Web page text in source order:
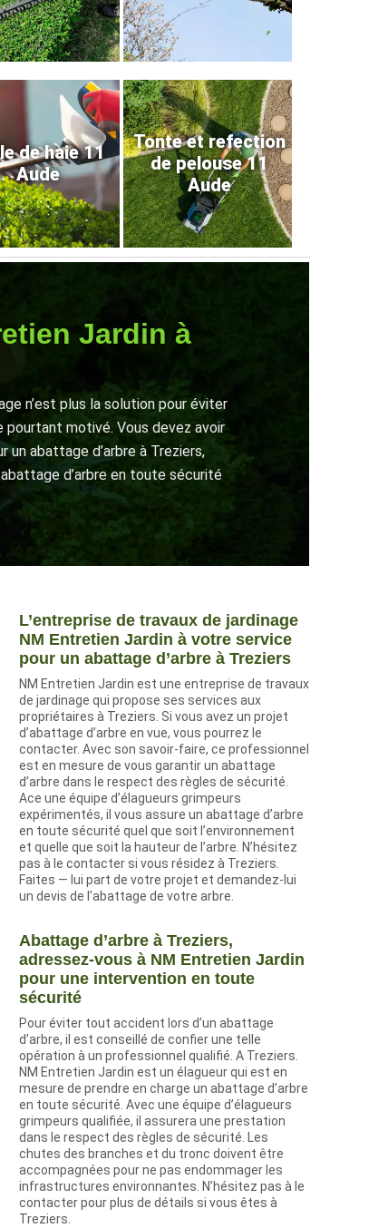
de haie 11
Aude
Tonte et refection
de pelouse 11
Aude
Jardin à
n’est plus la solution pour éviter
motivé. Vous devez avoir
un abattage d’arbre à Treziers,
d’arbre en toute sécurité
L’entreprise de travaux de jardinage
NM Entretien Jardin à votre service
pour un abattage d’arbre à Treziers
NM Entretien Jardin est une entreprise de travaux
de jardinage qui propose ses services aux
propriétaires à Treziers. Si vous avez un projet
d’abattage d’arbre en vue, vous pourrez le
contacter. Avec son savoir-faire, ce professionnel
est en mesure de vous garantir un abattage
d’arbre dans le respect des règles de sécurité.
Ace une équipe d’élagueurs grimpeurs
expérimentés, il vous assure un abattage d’arbre
en toute sécurité quel que soit l’environnement
et quelle que soit la hauteur de l’arbre. N’hésitez
pas à le contacter si vous résidez à Treziers.
Faites — lui part de votre projet et demandez-lui
un devis de l’abattage de votre arbre.
Abattage d’arbre à Treziers,
adressez-vous à NM Entretien Jardin
pour une intervention en toute
sécurité
Pour éviter tout accident lors d’un abattage
d’arbre, il est conseillé de confier une telle
opération à un professionnel qualifié. A Treziers.
NM Entretien Jardin est un élagueur qui est en
mesure de prendre en charge un abattage d’arbre
en toute sécurité. Avec une équipe d’élagueurs
grimpeurs qualifiée, il assurera une prestation
dans le respect des règles de sécurité. Les
chutes des branches et du tronc doivent être
accompagnées pour ne pas endommager les
infrastructures environnantes. N’hésitez pas à le
contacter pour plus de détails si vous êtes à
Treziers.